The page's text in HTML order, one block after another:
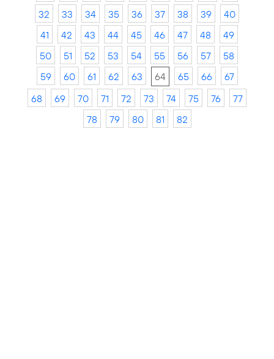
32
33 34 35 36 37 38 39
40
41
42 43 44 45 46 47 48
49
50
51 52 53 54 55 56 57
58
59
60 61 62 63 64 65 66
67
68
69 70 71 72 73 74 75 76
77
78
79 80 81 82